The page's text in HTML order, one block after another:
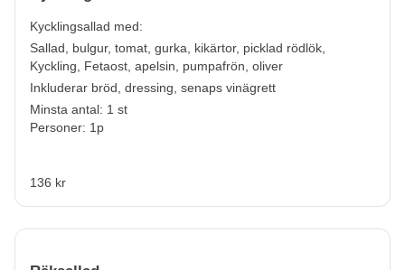
Kycklingsallad med:
Sallad, bulgur, tomat, gurka, kikärtor, picklad rödlök,
Kyckling, Fetaost, apelsin, pumpafrön, oliver
Inkluderar bröd, dressing, senaps vinägrett
Minsta antal: 1 st
Personer: 1p
136 kr